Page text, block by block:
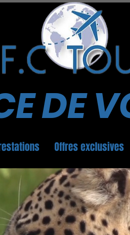
DE
Offres exclusives